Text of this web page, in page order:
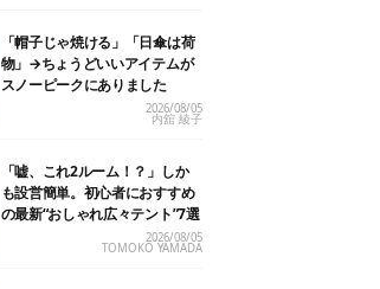
「帽子じゃ焼ける」「日傘は荷
物」→ちょうどいいアイテムが
スノーピークにありました
2026/08/05
内舘 綾子
「嘘、これ2ルーム！？」しか
も設営簡単。初心者におすすめ
の最新“おしゃれ広々テント”7選
2026/08/05
TOMOKO YAMADA